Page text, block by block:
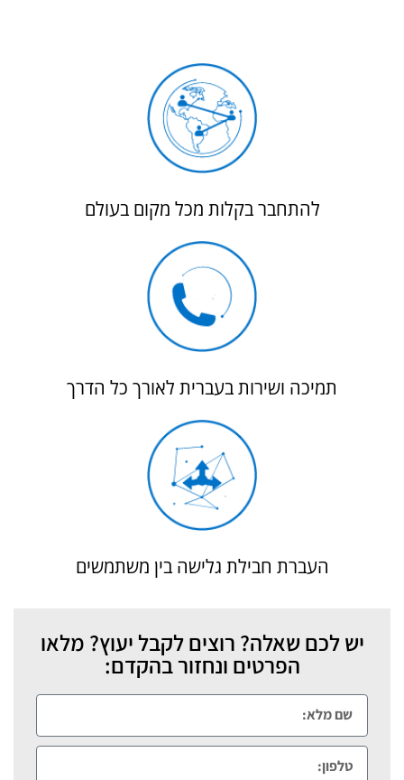
העברת חבילת גלישה בין משתמשים
תמיכה ושירות בעברית לאורך כל הדרך
להתחבר בקלות מכל מקום בעולם
יש לכם שאלה? רוצים לקבל יעוץ? מלאו
הפרטים ונחזור בהקדם: